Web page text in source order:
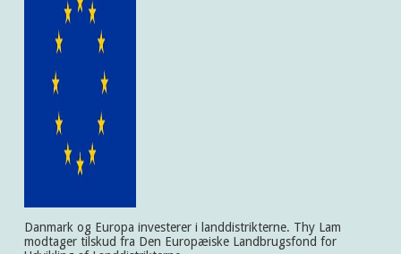
Danmark og Europa investerer i landdistrikterne. Thy Lam
modtager tilskud fra Den Europæiske Landbrugsfond for